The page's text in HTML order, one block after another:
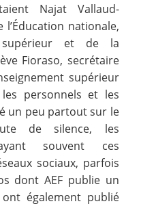
Najat Vallaud-
nationale,
supérieur et de la
Fioraso, secrétaire
supérieur
personnels et les
un peu partout sur le
de silence, les
souvent ces
sociaux, parfois
dont AEF publie un
également publié